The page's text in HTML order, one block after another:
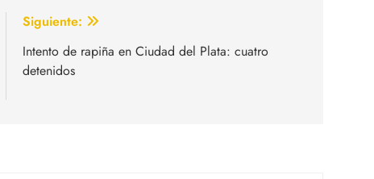
Siguiente:
Intento de rapiña en Ciudad del Plata: cuatro
detenidos